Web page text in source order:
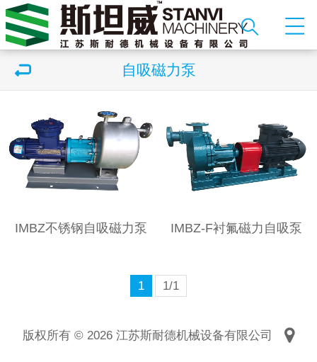
自吸磁力泵
IMBZ不锈钢自吸磁力泵 IMBZ-F衬氟磁力自吸泵
1 1/1
版权所有 © 2026 江苏斯耐德机械设备有限公司